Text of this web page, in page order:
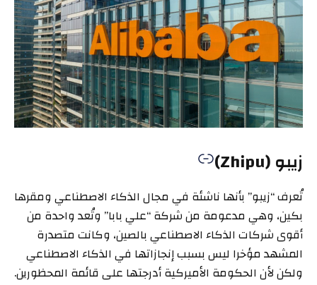
زيبو (Zhipu)
تُعرف “زيبو” بأنها ناشئة في مجال الذكاء الاصطناعي ومقرها
بكين، وهي مدعومة من شركة “علي بابا” وتُعد واحدة من
أقوى شركات الذكاء الاصطناعي بالصين، وكانت متصدرة
المشهد مؤخرا ليس بسبب إنجازاتها في الذكاء الاصطناعي
ولكن لأن الحكومة الأميركية أدرجتها على قائمة المحظورين.